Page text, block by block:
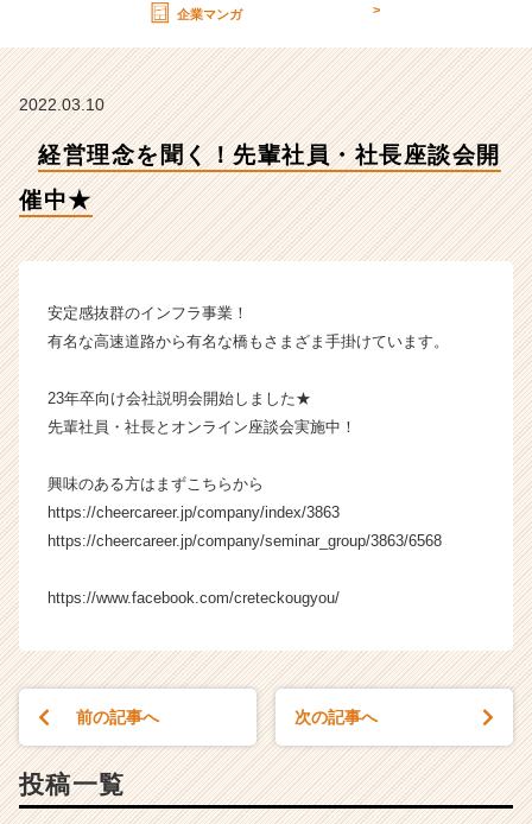
催
中
会
社
工
業
タ
イ
イ
ン】
|
ン
企
企業マンガ >
2022.03.10
経営理念を聞く！先輩社員・社長座談会開
催中★
安定感抜群のインフラ事業！
有名な高速道路から有名な橋もさまざま手掛けています。
23年卒向け会社説明会開始しました★
先輩社員・社長とオンライン座談会実施中！
興味のある方はまずこちらから
https://cheercareer.jp/company/index/3863
https://cheercareer.jp/company/seminar_group/3863/6568
https://www.facebook.com/creteckougyou/
前の記事へ 次の記事へ
投稿一覧